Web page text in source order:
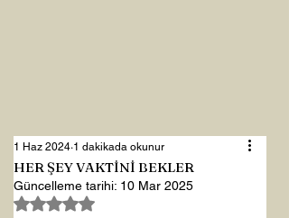
HER ŞEY VAKTİNİ BEKLER
1 Haz 2024 1 dakikada okunur
Güncelleme tarihi: 10 Mar 2025
5 üzerinden NaN yıldız